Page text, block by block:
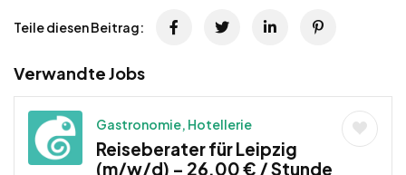
Teile diesen Beitrag:
Verwandte Jobs
Gastronomie, Hotellerie
Reiseberater für Leipzig
(m/w/d) – 26,00 € / Stunde